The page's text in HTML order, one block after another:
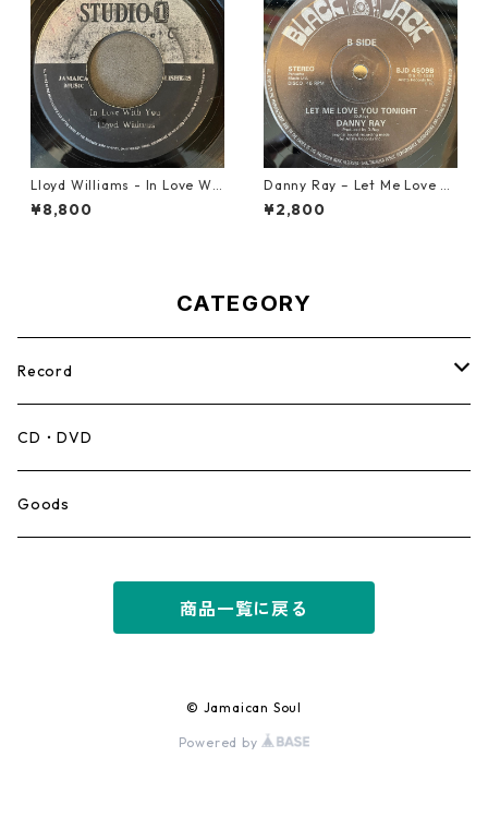
Lloyd Williams - In Love Wit
h You【7-21917】
¥8,800
Danny Ray – Let Me Love Yo
u Tonight【12-30001】
¥2,800
CATEGORY
Record
Mento,Calypso,Ballad
Ska
CD・DVD
Goods
商品一覧に戻る
© Jamaican Soul
Powered by